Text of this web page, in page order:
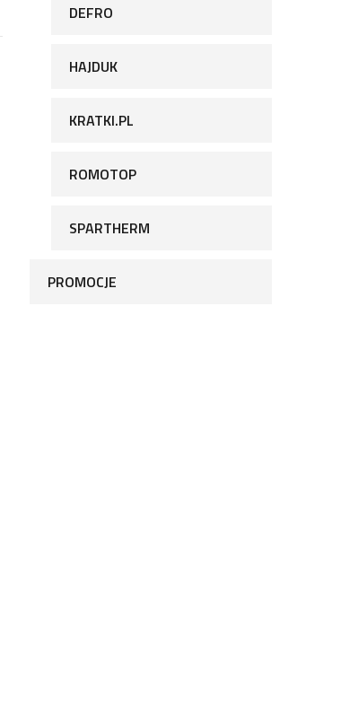
DEFRO
HAJDUK
KRATKI.PL
ROMOTOP
SPARTHERM
PROMOCJE